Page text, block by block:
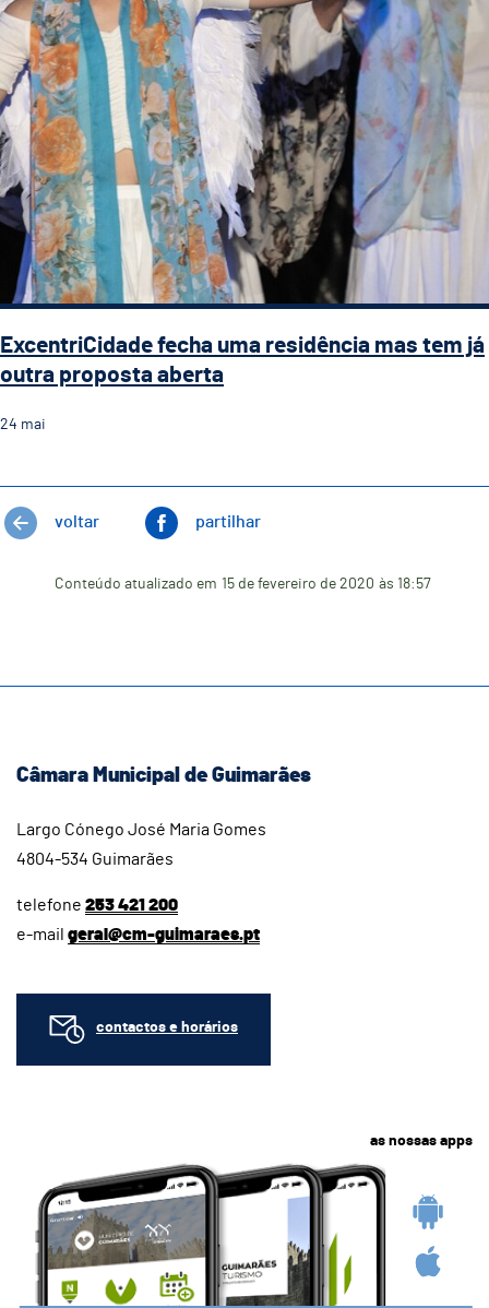
ExcentriCidade fecha uma residência mas tem já
outra proposta aberta
24 mai
voltar partilhar
Conteúdo atualizado em 15 de fevereiro de 2020 às 18:57
Câmara Municipal de Guimarães
Largo Cónego José Maria Gomes
4804-534 Guimarães
telefone 253 421 200
e-mail geral@cm-guimaraes.pt
contactos e horários
as nossas apps